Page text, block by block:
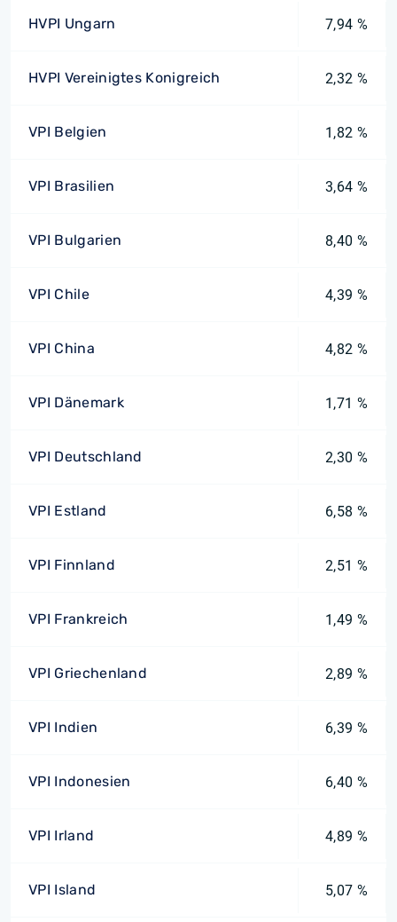
HVPI Ungarn 7,94 %
HVPI Vereinigtes Konigreich 2,32 %
VPI Belgien 1,82 %
VPI Brasilien 3,64 %
VPI Bulgarien 8,40 %
VPI Chile 4,39 %
VPI China 4,82 %
VPI Dänemark 1,71 %
VPI Deutschland 2,30 %
VPI Estland 6,58 %
VPI Finnland 2,51 %
VPI Frankreich 1,49 %
VPI Griechenland 2,89 %
VPI Indien 6,39 %
VPI Indonesien 6,40 %
VPI Irland 4,89 %
VPI Island 5,07 %